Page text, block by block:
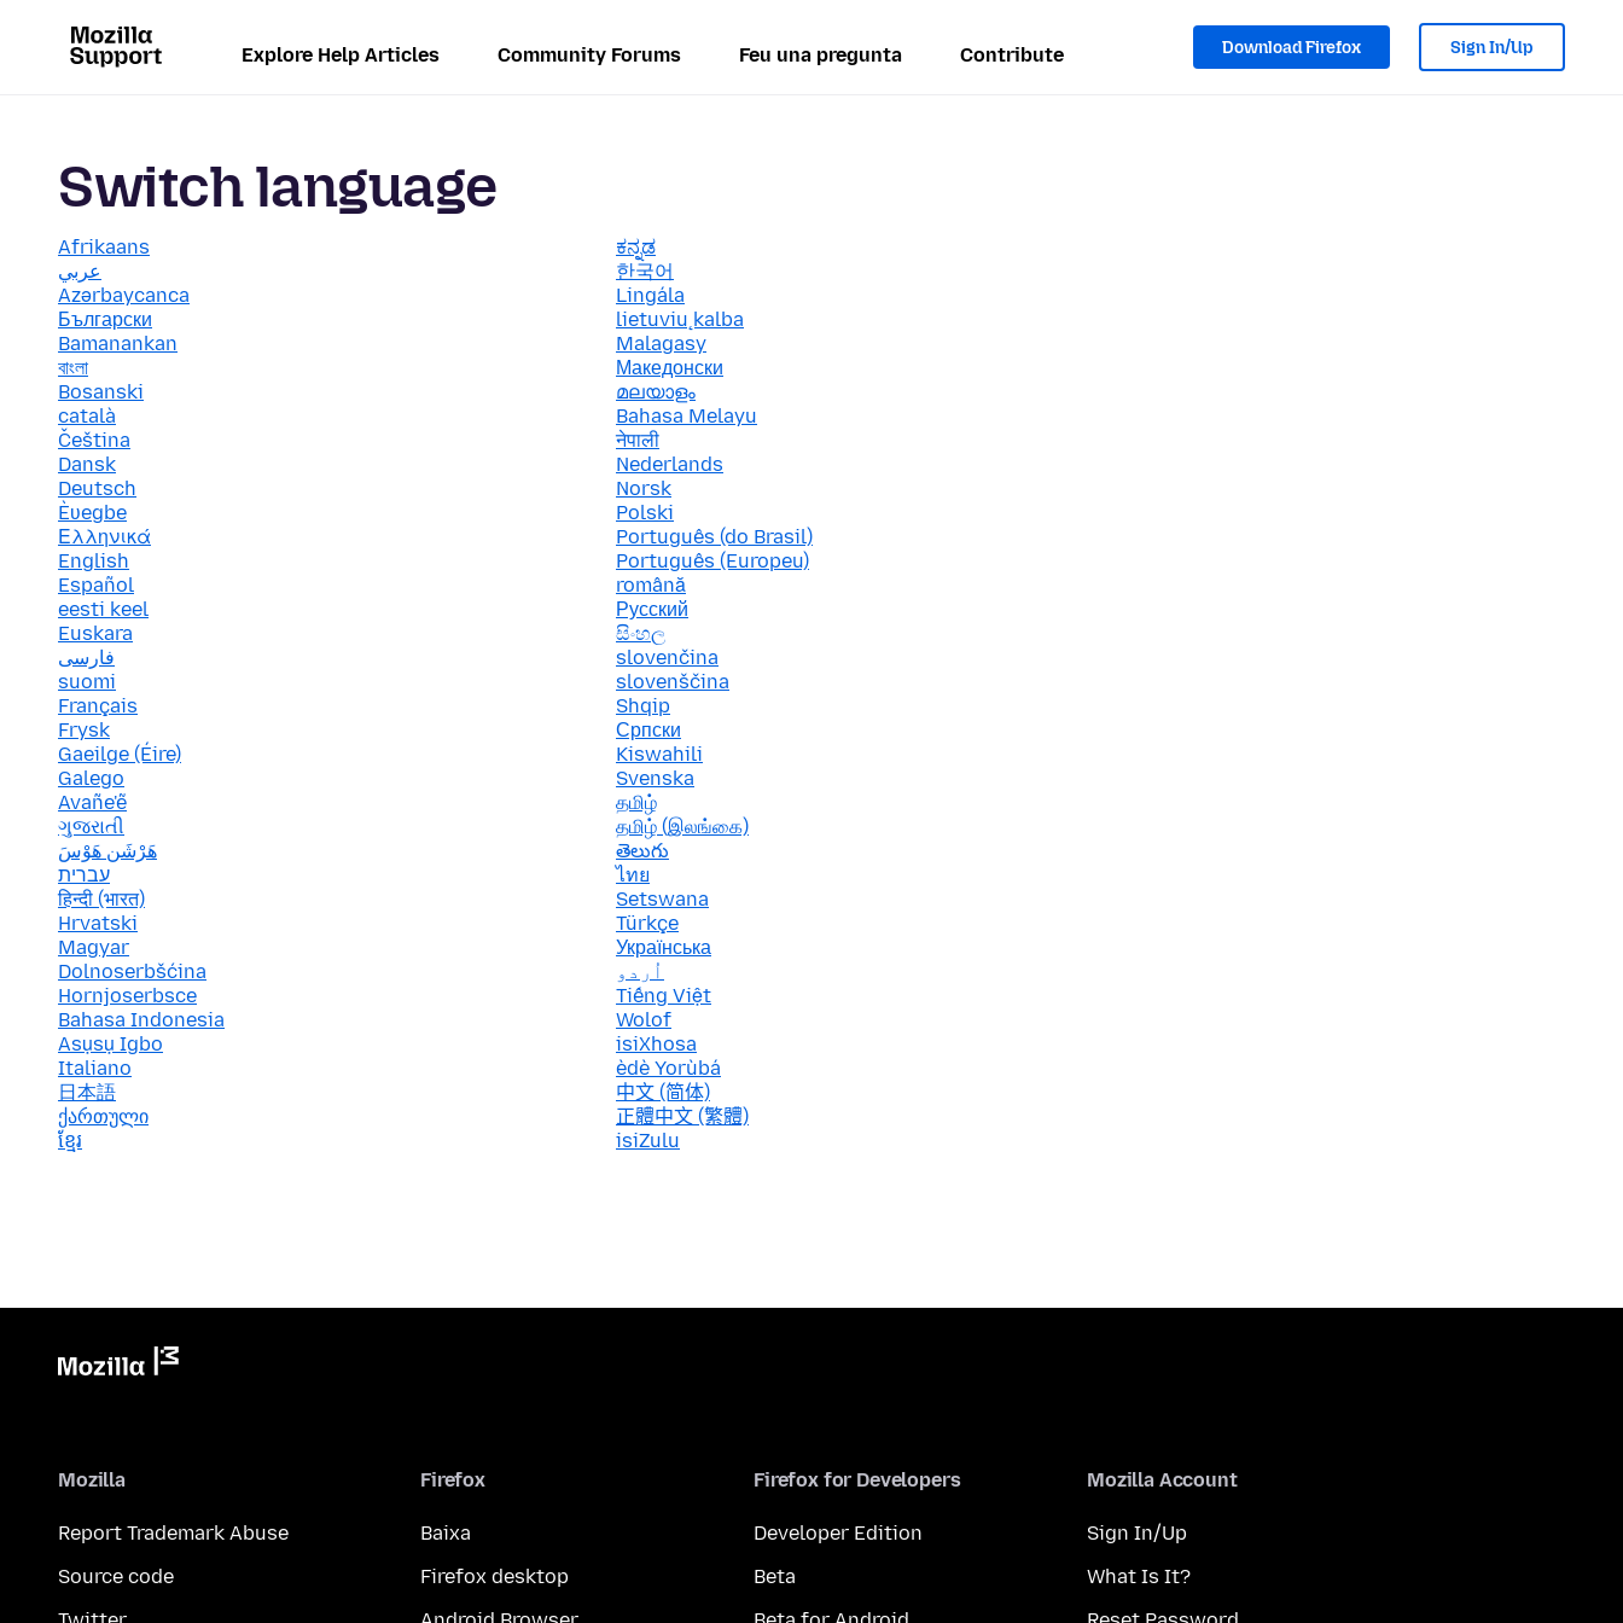
Explore Help Articles Community Forums Feu una pregunta Contribute Download Firefox Sign In/Up
Switch language
Afrikaans
عربي
Azərbaycanca
Български
Bamanankan
বাংলা
Bosanski
català
Čeština
Dansk
Deutsch
Èʋegbe
Ελληνικά
English
Español
eesti keel
Euskara
فارسی
suomi
Français
Frysk
Gaeilge (Éire)
Galego
Avañe'ẽ
ગુજરાતી
هَرْشَن هَوْسَ
עברית
हिन्दी (भारत)
Hrvatski
Magyar
Dolnoserbšćina
Hornjoserbsce
Bahasa Indonesia
Asụsụ Igbo
Italiano
日本語
ქართული
ខ្មែរ
ಕನ್ನಡ
한국어
Lingála
lietuvių kalba
Malagasy
Македонски
മലയാളം
Bahasa Melayu
नेपाली
Nederlands
Norsk
Polski
Português (do Brasil)
Português (Europeu)
română
Русский
සිංහල
slovenčina
slovenščina
Shqip
Српски
Kiswahili
Svenska
தமிழ்
தமிழ் (இலங்கை)
తెలుగు
ไทย
Setswana
Türkçe
Українська
اُردو
Tiếng Việt
Wolof
isiXhosa
èdè Yorùbá
中文 (简体)
正體中文 (繁體)
isiZulu
Mozilla
Report Trademark Abuse
Source code
Firefox
Baixa
Firefox desktop
Firefox for Developers
Developer Edition
Beta
Mozilla Account
Sign In/Up
What Is It?